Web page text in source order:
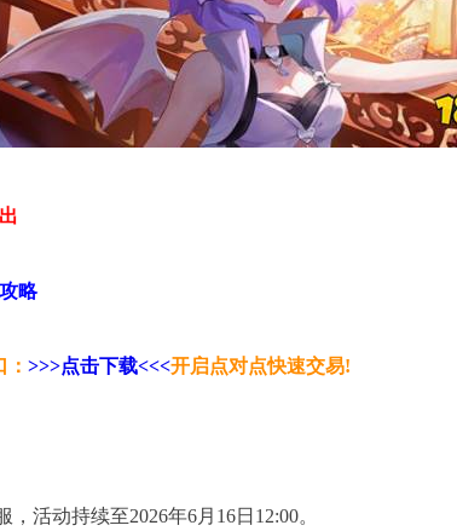
略
>>>点击下载<<<开启点对点快速交易!
活动持续至2026年6月16日12:00。